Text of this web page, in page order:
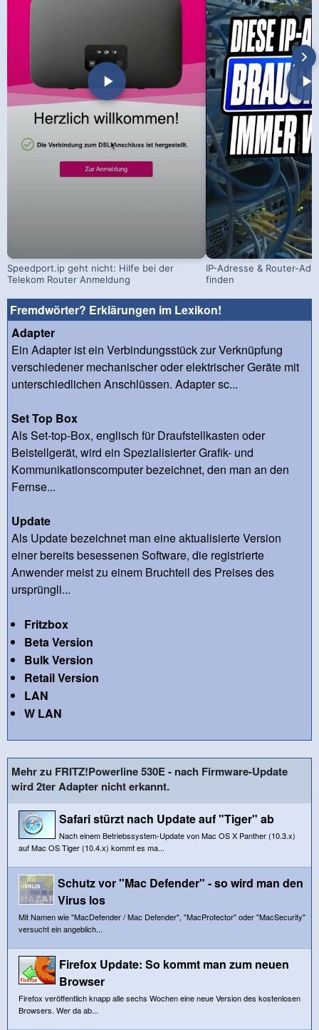
Speedport.ip geht nicht: Hilfe bei der
Telekom Router Anmeldung
IP-Adresse & Router-
finden
Fremdwörter? Erklärungen im Lexikon!
Adapter
Ein Adapter ist ein Verbindungsstück zur Verknüpfung
verschiedener mechanischer oder elektrischer Geräte mit
unterschiedlichen Anschlüssen. Adapter sc...
Set Top Box
Als Set-top-Box, englisch für Draufstellkasten oder
Beistellgerät, wird ein Spezialisierter Grafik- und
Kommunikationscomputer bezeichnet, den man an den
Fernse...
Update
Als Update bezeichnet man eine aktualisierte Version
einer bereits besessenen Software, die registrierte
Anwender meist zu einem Bruchteil des Preises des
ursprüngli...
Fritzbox
Beta Version
Bulk Version
Retail Version
LAN
W LAN
Mehr zu FRITZ!Powerline 530E - nach Firmware-Update
wird 2ter Adapter nicht erkannt.
Safari stürzt nach Update auf "Tiger" ab
Nach einem Betriebssystem-Update von Mac OS X Panther (10.3.x)
auf Mac OS Tiger (10.4.x) kommt es ma...
Schutz vor "Mac Defender" - so wird man den
Virus los
Mit Namen wie "MacDefender / Mac Defender", "MacProtector" oder "MacSecurity"
versucht ein angeblich...
Firefox Update: So kommt man zum neuen
Browser
Firefox veröffentlich knapp alle sechs Wochen eine neue Version des kostenlosen
Browsers. Wer da ab...